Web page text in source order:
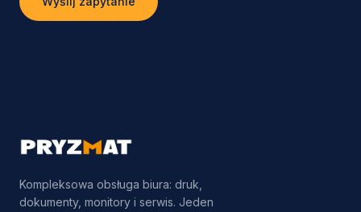
Kompleksowa obsługa biura: druk,
dokumenty, monitory i serwis. Jeden